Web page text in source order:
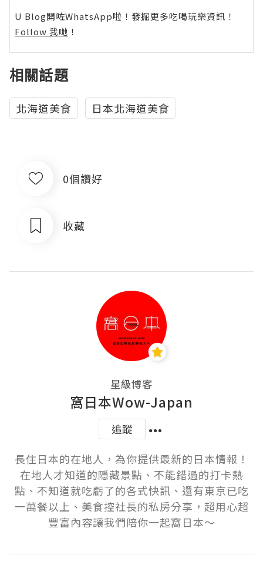
U Blog開咗WhatsApp啦！發掘更多吃喝玩樂資訊！
Follow 我哋 ！
相關話題
北海道美食 日本北海道美食
0個讚好
收藏
星級博客
窩日本Wow-Japan
追蹤
長住日本的在地人，為你提供最新的日本情報！
在地人才知道的隱藏景點、不能錯過的打卡熱
點、不知道就吃虧了的各式快訊、還有東京已吃
一萬餐以上、美食控社長的私房分享，超用心超
豐富內容讓我們陪你一起窩日本～